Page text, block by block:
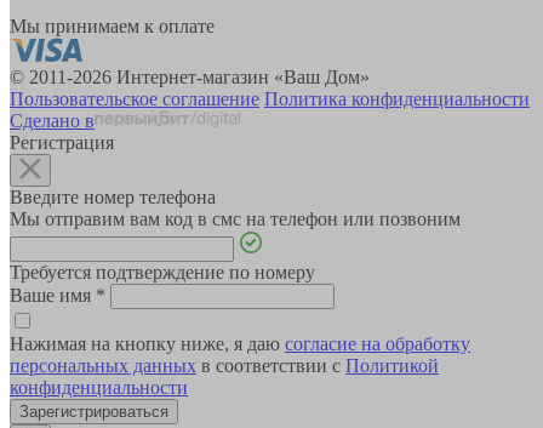
Мы принимаем к оплате
© 2011-2026 Интернет-магазин «Ваш Дом»
Пользовательское соглашение Политика конфиденциальности
Сделано в
Регистрация
Введите номер телефона
Мы отправим вам код в смс на телефон или позвоним
Требуется подтверждение по номеру
Ваше имя *
Нажимая на кнопку ниже, я даю согласие на обработку
персональных данных в соответствии с Политикой
конфиденциальности
Зарегистрироваться